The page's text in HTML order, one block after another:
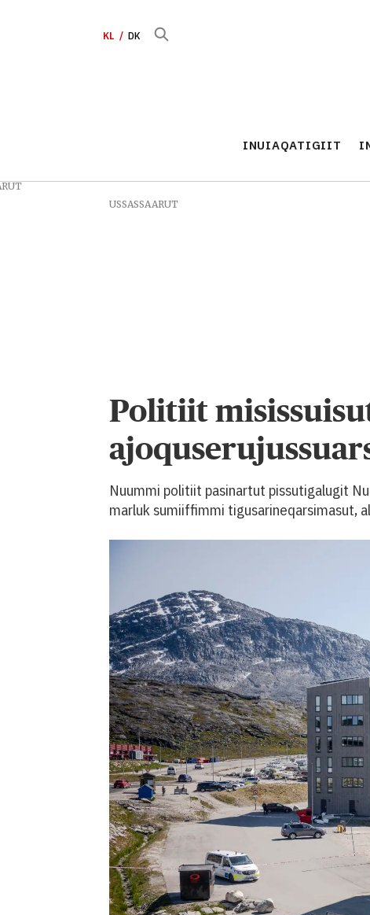
KL DK
INUIAQATIGIIT
USSASSAARUT
Politiit
Nuummi politiit pasinartut pissutigalugit
marluk sumiiffimmi tigusarineqarsimasut,